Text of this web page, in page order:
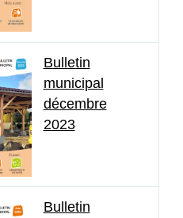
Bulletin
municipal
décembre
2023
Bulletin